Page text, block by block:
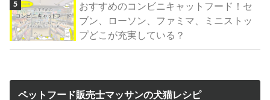
おすすめのコンビニキャットフード！セ
ブン、ローソン、ファミマ、ミニストッ
プどこが充実している？
ペットフード販売士マッサンの犬猫レシピ